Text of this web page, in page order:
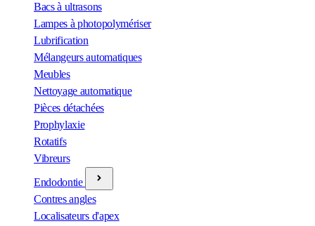
Bacs à ultrasons
Lampes à photopolymériser
Lubrification
Mélangeurs automatiques
Meubles
Nettoyage automatique
Pièces détachées
Prophylaxie
Rotatifs
Vibreurs
Endodontie
Contres angles
Localisateurs d'apex